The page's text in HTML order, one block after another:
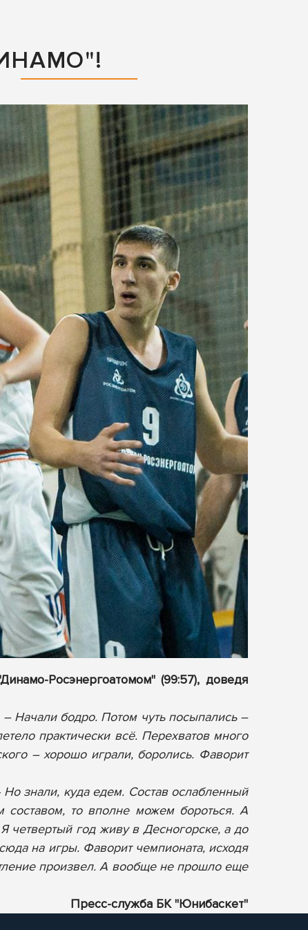
Росэнергоатомом" (99:57), доведя
– Начали бодро. Потом чуть посыпались –
практически всё. Перехватов много
– хорошо играли, боролись. Фаворит
знали, куда едем. Состав ослабленный
составом, то вполне можем бороться. А
четвертый год живу в Десногорске, а до
на игры. Фаворит чемпионата, исходя
произвел. А вообще не прошло еще
Пресс-служба БК "Юнибаскет"